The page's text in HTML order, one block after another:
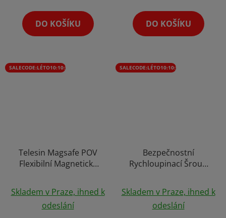
5
hvězdiček.
DO KOŠÍKU
5
hvězdiček.
DO KOŠÍKU
SALECODE:LÉTO10:10:%
Telesin Magsafe POV
Flexibilní Magnetický
Prodluženým Držákem
na Krk Neck Phone
Holder Upgrade
hodnocení
produktu
Skladem v Praze, ihned k
odeslání
SALECODE:LÉTO10:10:%
Bezpečnostní
Rychloupinací Šroub
Závitem a Okem
hodnocení
produktu
Skladem v Praze, ihned k
odeslání